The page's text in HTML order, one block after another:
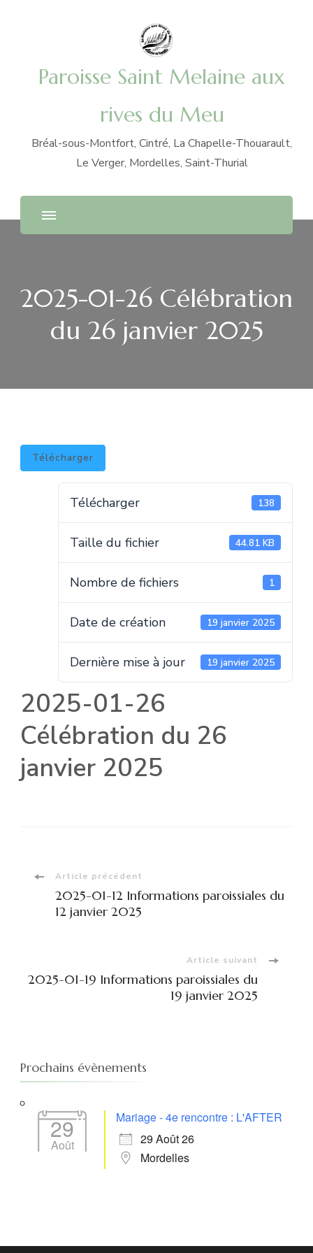
Paroisse Saint Melaine aux
rives du Meu
Bréal-sous-Montfort, Cintré, La Chapelle-Thouarault,
Le Verger, Mordelles, Saint-Thurial
2025-01-26 Célébration
du 26 janvier 2025
Télécharger
Télécharger 138
Taille du fichier 44.81 KB
Nombre de fichiers 1
Date de création 19 janvier 2025
Dernière mise à jour 19 janvier 2025
2025-01-26
Célébration du 26
janvier 2025
Navigation
d'article
Article précédent
2025-01-12 Informations paroissiales du
12 janvier 2025
Article suivant
2025-01-19 Informations paroissiales du
19 janvier 2025
Prochains évènements
29
Août
Mariage - 4e rencontre : L'AFTER
29 Août 26
Mordelles